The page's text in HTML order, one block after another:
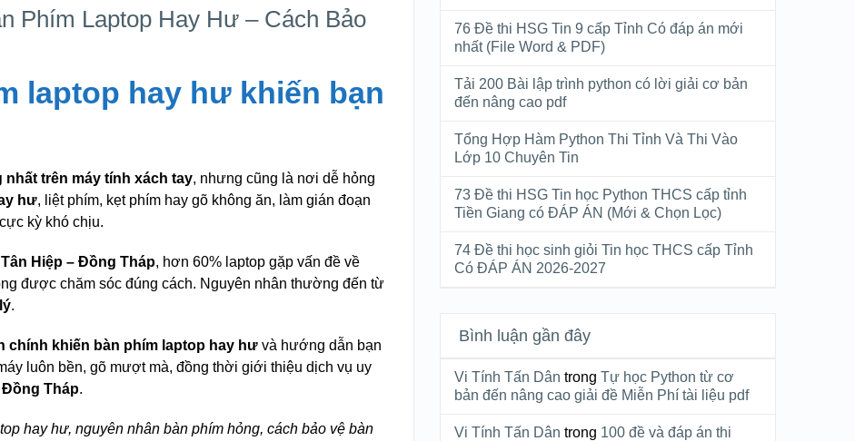
Phím Laptop Hay Hư – Cách Bảo
laptop hay hư khiến bạn
nhất trên máy tính xách tay, nhưng cũng là nơi dễ hỏng
hư, liệt phím, kẹt phím hay gõ không ăn, làm gián đoạn
kỳ khó chịu.
Hiệp – Đồng Tháp, hơn 60% laptop gặp vấn đề về
được chăm sóc đúng cách. Nguyên nhân thường đến từ
.
chính khiến bàn phím laptop hay hư và hướng dẫn bạn
luôn bền, gõ mượt mà, đồng thời giới thiệu dịch vụ uy
Đồng Tháp.
hay hư, nguyên nhân bàn phím hỏng, cách bảo vệ bàn
76 Đề thi HSG Tin 9 cấp Tỉnh Có đáp án mới
nhất (File Word & PDF)
Tải 200 Bài lập trình python có lời giải cơ bản
đến nâng cao pdf
Tổng Hợp Hàm Python Thi Tỉnh Và Thi Vào
Lớp 10 Chuyên Tin
73 Đề thi HSG Tin học Python THCS cấp tỉnh
Tiền Giang có ĐÁP ÁN (Mới & Chọn Lọc)
74 Đề thi học sinh giỏi Tin học THCS cấp Tỉnh
Có ĐÁP ÁN 2026-2027
Bình luận gần đây
Vi Tính Tấn Dân trongTự học Python từ cơ
bản đến nâng cao giải đề Miễn Phí tài liệu pdf
Vi Tính Tấn Dân trong 100 đề và đáp án thi